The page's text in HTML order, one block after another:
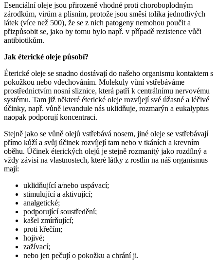
Esenciální oleje jsou přirozeně vhodné proti choroboplodným
zárodkům, virům a plísním, protože jsou směsí tolika jednotlivých
látek (více než 500), že se z nich patogeny nemohou poučit a
přizpůsobit se, jako by tomu bylo např. v případě rezistence vůči
antibiotikům.
Jak éterické oleje působí?
Éterické oleje se snadno dostávají do našeho organismu kontaktem s
pokožkou nebo vdechováním. Molekuly vůní vstřebáváme
prostřednictvím nosní sliznice, která patří k centrálnímu nervovému
systému. Tam již některé éterické oleje rozvíjejí své úžasné a léčivé
účinky, např. vůně levandule nás uklidňuje, rozmarýn a eukalyptus
naopak podporují koncentraci.
Stejně jako se vůně olejů vstřebává nosem, jiné oleje se vstřebávají
přímo kůží a svůj účinek rozvíjejí tam nebo v tkáních a krevním
oběhu. Účinek éterických olejů je stejně rozmanitý jako rozdílný a
vždy závisí na vlastnostech, které látky z rostlin na náš organismus
mají:
uklidňující a/nebo uspávací;
stimulující a aktivující;
analgetické;
podporující soustředění;
kašel zmírňující;
proti křečím;
hojivé;
zažívací;
nebo jen pečují o pokožku a chrání ji.